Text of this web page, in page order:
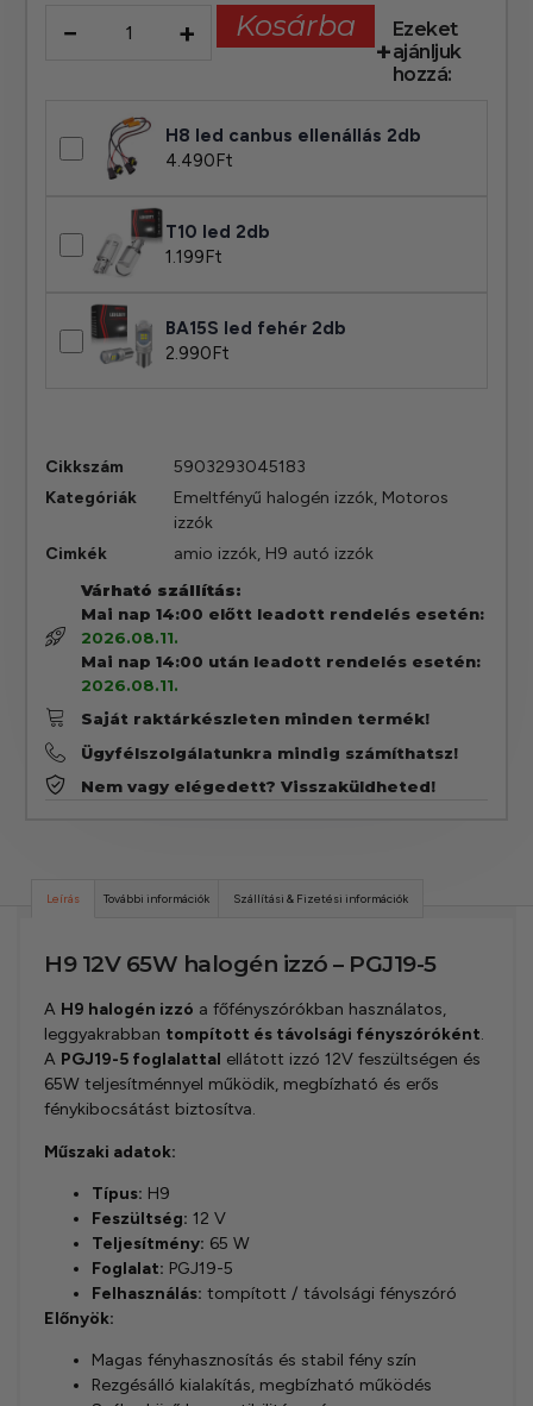
− + Kosárba
Ezeket
ajánljuk
hozzá:
H8 led canbus ellenállás 2db
4.490Ft
T10 led 2db
1.199Ft
BA15S led fehér 2db
2.990Ft
Cikkszám
5903293045183
Kategóriák
Emeltfényű halogén izzók, Motoros
izzók
Cimkék
amio izzók, H9 autó izzók
Várható szállítás:
Mai nap 14:00 előtt leadott rendelés esetén:
2026.08.11.
Mai nap 14:00 után leadott rendelés esetén:
2026.08.11.
Saját raktárkészleten minden termék!
Ügyfélszolgálatunkra mindig számíthatsz!
Nem vagy elégedett? Visszaküldheted!
Leírás További információk Szállítási & Fizetési információk
H9 12V 65W halogén izzó – PGJ19-5
A H9 halogén izzó a főfényszórókban használatos,
leggyakrabban tompított és távolsági fényszóróként.
A PGJ19-5 foglalattal ellátott izzó 12V feszültségen és
65W teljesítménnyel működik, megbízható és erős
fénykibocsátást biztosítva.
Műszaki adatok:
Típus: H9
Feszültség: 12 V
Teljesítmény: 65 W
Foglalat: PGJ19-5
Felhasználás: tompított / távolsági fényszóró
Előnyök:
Magas fényhasznosítás és stabil fény szín
Rezgésálló kialakítás, megbízható működés